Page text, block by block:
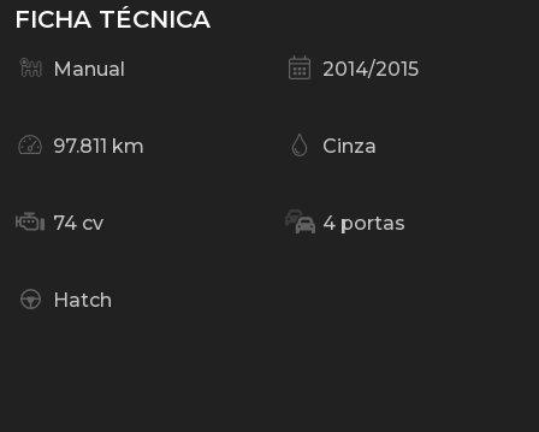
FICHA TÉCNICA
Manual 2014/2015
97.811 km Cinza
74 cv 4 portas
Hatch